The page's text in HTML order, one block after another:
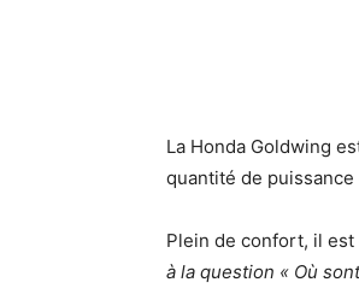
La Honda Goldwing
quantité de
Plein de confort, il est
à la question « Où